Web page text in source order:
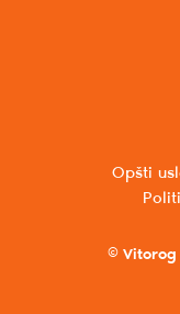
© Vitorog
Opšti